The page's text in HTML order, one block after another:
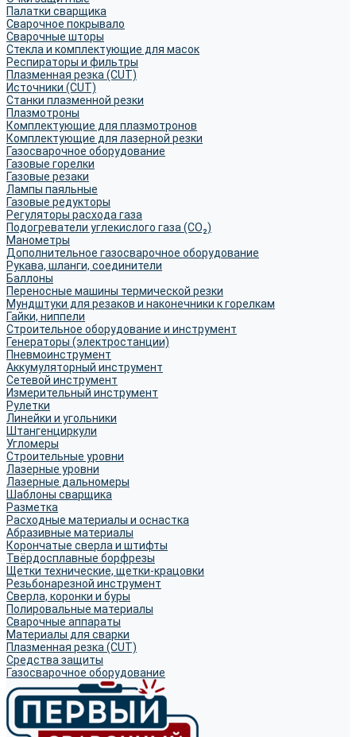
Палатки сварщика
Сварочное покрывало
Сварочные шторы
Стекла и комплектующие для масок
Респираторы и фильтры
Плазменная резка (CUT)
Источники (CUT)
Станки плазменной резки
Плазмотроны
Комплектующие для плазмотронов
Комплектующие для лазерной резки
Газосварочное оборудование
Газовые горелки
Газовые резаки
Лампы паяльные
Газовые редукторы
Регуляторы расхода газа
Подогреватели углекислого газа (CO₂)
Манометры
Дополнительное газосварочное оборудование
Рукава, шланги, соединители
Баллоны
Переносные машины термической резки
Мундштуки для резаков и наконечники к горелкам
Гайки, ниппели
Строительное оборудование и инструмент
Генераторы (электростанции)
Пневмоинструмент
Аккумуляторный инструмент
Сетевой инструмент
Измерительный инструмент
Рулетки
Линейки и угольники
Штангенциркули
Угломеры
Строительные уровни
Лазерные уровни
Лазерные дальномеры
Шаблоны сварщика
Разметка
Расходные материалы и оснастка
Абразивные материалы
Корончатые сверла и штифты
Твёрдосплавные борфрезы
Щетки технические, щетки-крацовки
Резьбонарезной инструмент
Сверла, коронки и буры
Полировальные материалы
Сварочные аппараты
Материалы для сварки
Плазменная резка (CUT)
Средства защиты
Газосварочное оборудование